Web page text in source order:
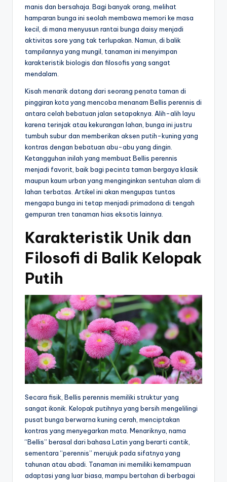
manis dan bersahaja. Bagi banyak orang, melihat
hamparan bunga ini seolah membawa memori ke masa
kecil, di mana menyusun rantai bunga daisy menjadi
aktivitas sore yang tak terlupakan. Namun, di balik
tampilannya yang mungil, tanaman ini menyimpan
karakteristik biologis dan filosofis yang sangat
mendalam.
Kisah menarik datang dari seorang penata taman di
pinggiran kota yang mencoba menanam Bellis perennis di
antara celah bebatuan jalan setapaknya. Alih-alih layu
karena terinjak atau kekurangan lahan, bunga ini justru
tumbuh subur dan memberikan aksen putih-kuning yang
kontras dengan bebatuan abu-abu yang dingin.
Ketangguhan inilah yang membuat Bellis perennis
menjadi favorit, baik bagi pecinta taman bergaya klasik
maupun kaum urban yang menginginkan sentuhan alam di
lahan terbatas. Artikel ini akan mengupas tuntas
mengapa bunga ini tetap menjadi primadona di tengah
gempuran tren tanaman hias eksotis lainnya.
Karakteristik Unik dan
Filosofi di Balik Kelopak
Putih
Secara fisik, Bellis perennis memiliki struktur yang
sangat ikonik. Kelopak putihnya yang bersih mengelilingi
pusat bunga berwarna kuning cerah, menciptakan
kontras yang menyegarkan mata. Menariknya, nama
“Bellis” berasal dari bahasa Latin yang berarti cantik,
sementara “perennis” merujuk pada sifatnya yang
tahunan atau abadi. Tanaman ini memiliki kemampuan
adaptasi yang luar biasa, mampu bertahan di berbagai